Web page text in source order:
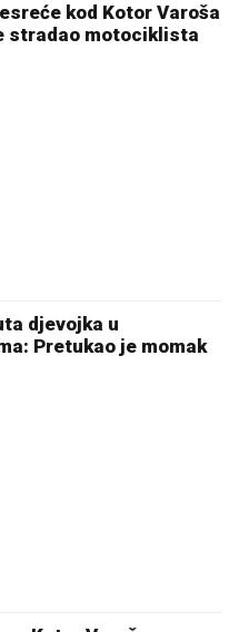
kod Kotor Varoša
stradao motociklista
djevojka u
Pretukao je momak